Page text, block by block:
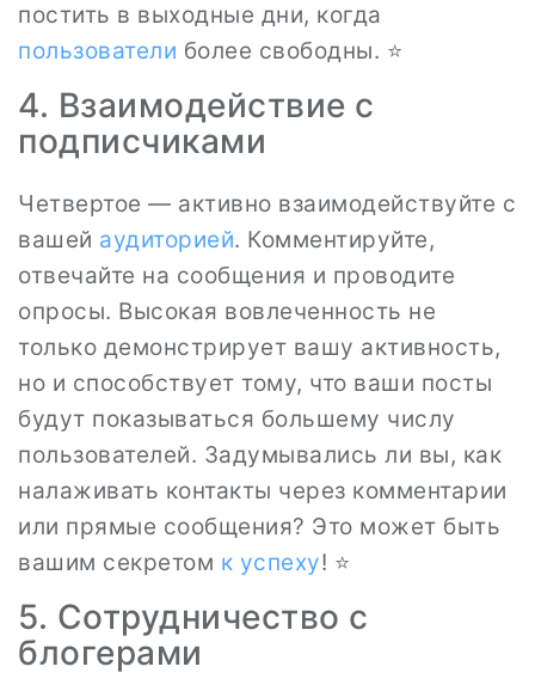
постить в выходные дни, когда
пользователи более свободны. ⭐
4. Взаимодействие с
подписчиками
Четвертое — активно взаимодействуйте с
вашей аудиторией. Комментируйте,
отвечайте на сообщения и проводите
опросы. Высокая вовлеченность не
только демонстрирует вашу активность,
но и способствует тому, что ваши посты
будут показываться большему числу
пользователей. Задумывались ли вы, как
налаживать контакты через комментарии
или прямые сообщения? Это может быть
вашим секретом к успеху! ⭐
5. Сотрудничество с
блогерами